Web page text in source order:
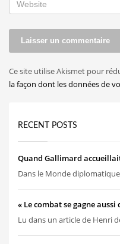
Ce site utilise Akismet pour
la façon dont les données de
RECENT POSTS
Quand Gallimard
Dans le Monde
« Le combat se gagne
Lu dans un article de Henri